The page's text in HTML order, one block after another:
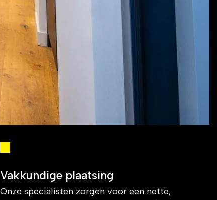
Vakkundige plaatsing
Onze specialisten zorgen voor een nette,